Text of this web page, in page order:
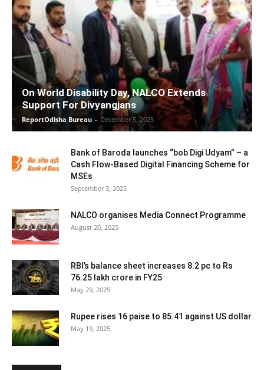
On World Disability Day, NALCO Extends
Support For Divyangjans
ReportOdisha Bureau - December 5, 2025
Bank of Baroda launches “bob Digi Udyam” – a
Cash Flow-Based Digital Financing Scheme for
MSEs
September 3, 2025
NALCO organises Media Connect Programme
August 20, 2025
RBI’s balance sheet increases 8.2 pc to Rs
76.25 lakh crore in FY25
May 29, 2025
Rupee rises 16 paise to 85.41 against US dollar
May 19, 2025